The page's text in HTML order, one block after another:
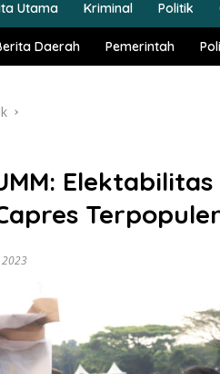
Utama Kriminal Politik
Daerah Pemerintah
Terpopuler
2023